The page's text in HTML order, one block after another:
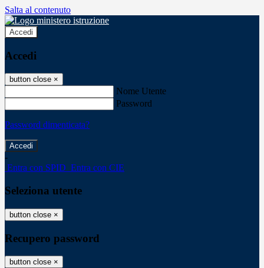
Salta al contenuto
Accedi
Accedi
button close ×
Nome Utente
Password
Password dimenticata?
-
Entra con SPID Entra con CIE
Seleziona utente
button close ×
Recupero password
button close ×